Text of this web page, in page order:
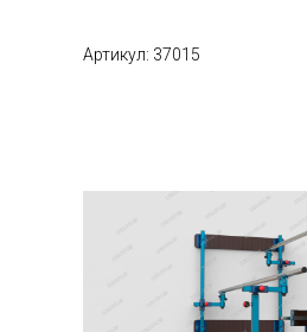
Артикул: 37015